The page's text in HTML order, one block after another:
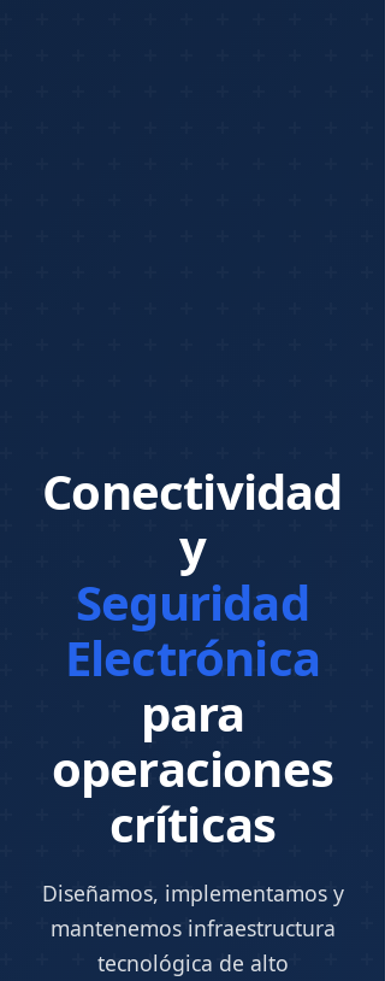
Conectividad
y
Seguridad
Electrónica
para
operaciones
críticas
Diseñamos, implementamos y
mantenemos infraestructura
tecnológica de alto